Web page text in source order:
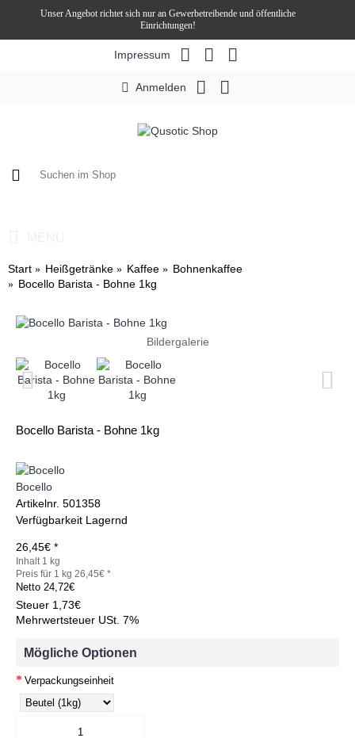
Unser Angebot richtet sich nur an Gewerbetreibende und öffentliche
Einrichtungen!
Impressum
Anmelden
Start Heißgetränke Kaffee
Bohnenkaffee
Bocello Barista - Bohne 1kg
Bildergalerie
Bocello Barista - Bohne 1kg
Bocello
Artikelnr. 501358
Verfügbarkeit Lagernd
26,45€ *
Inhalt 1 kg
Preis für 1 kg 26,45€ *
Netto 24,72€
Steuer 1,73€
Mehrwertsteuer USt. 7%
Mögliche Optionen
Verpackungseinheit